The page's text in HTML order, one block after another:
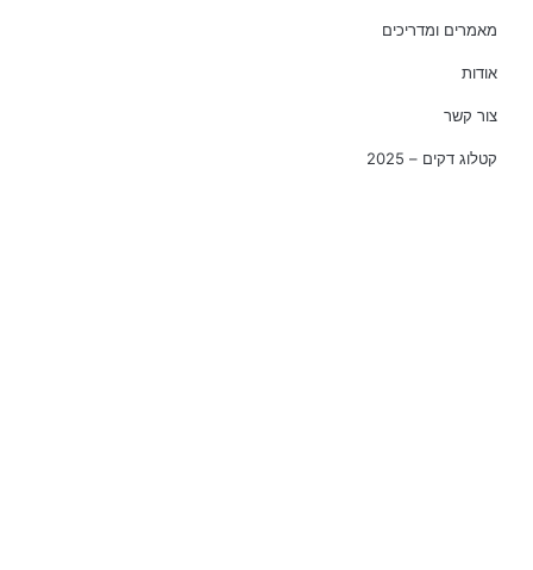
מאמרים ומדריכים
אודות
צור קשר
קטלוג דקים – 2025